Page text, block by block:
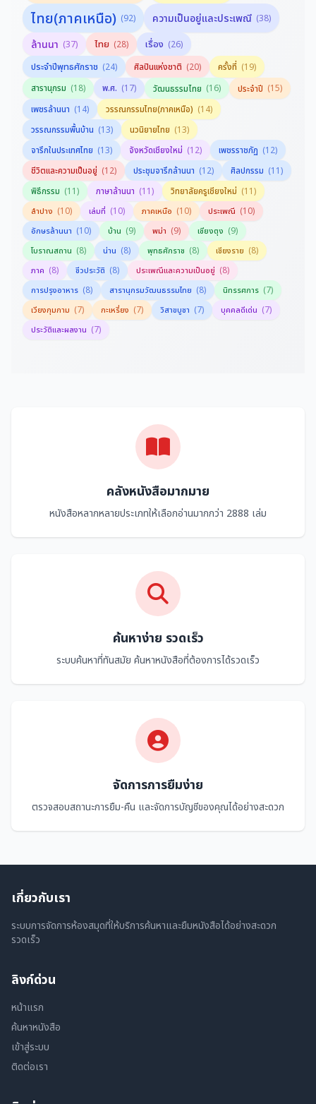
ไทย(ภาคเหนือ) (92) ความเป็นอยู่และประเพณี (38)
ล้านนา (37) ไทย (28) เรื่อง (26)
ประจำปีพุทธศักราช (24) ศิลปินแห่งชาติ (20) ครั้งที่ (19)
สารานุกรม (18) พ.ศ. (17) วัฒนธรรมไทย (16) ประจำปี (15)
เพชรล้านนา (14) วรรณกรรมไทย(ภาคเหนือ) (14)
วรรณกรรมพื้นบ้าน (13) นวนิยายไทย (13)
จารึกในประเทศไทย (13) จังหวัดเชียงใหม่ (12) เพชรราชภัฏ (12)
ชีวิตและความเป็นอยู่ (12) ประชุมจารึกล้านนา (12) ศิลปกรรม (11)
พิธีกรรม (11) ภาษาล้านนา (11) วิทยาลัยครูเชียงใหม่ (11)
ลำปาง (10) เล่มที่ (10) ภาคเหนือ (10) ประเพณี (10)
อักษรล้านนา (10) บ้าน (9) พม่า (9) เชียงตุง (9)
โบราณสถาน (8) น่าน (8) พุทธศักราช (8) เชียงราย (8)
ภาค (8) ชีวประวัติ (8) ประเพณีและความเป็นอยู่ (8)
การปรุงอาหาร (8) สารานุกรมวัฒนธรรมไทย (8) นิทรรศการ (7)
เวียงกุมกาม (7) กะเหรี่ยง (7) วิสาขบูชา (7) บุคคลดีเด่น (7)
ประวัติและผลงาน (7)
คลังหนังสือมากมาย
หนังสือหลากหลายประเภทให้เลือกอ่านมากกว่า 2888 เล่ม
ค้นหาง่าย รวดเร็ว
ระบบค้นหาที่ทันสมัย ค้นหาหนังสือที่ต้องการได้รวดเร็ว
จัดการการยืมง่าย
ตรวจสอบสถานะการยืม-คืน และจัดการบัญชีของคุณได้อย่างสะดวก
เกี่ยวกับเรา
ระบบการจัดการห้องสมุดที่ให้บริการค้นหาและยืมหนังสือได้อย่างสะดวก
รวดเร็ว
ลิงก์ด่วน
หน้าแรก
ค้นหาหนังสือ
เข้าสู่ระบบ
ติดต่อเรา